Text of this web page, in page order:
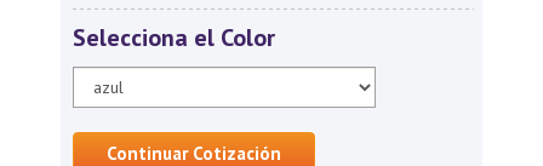
Selecciona el Color
Continuar Cotización